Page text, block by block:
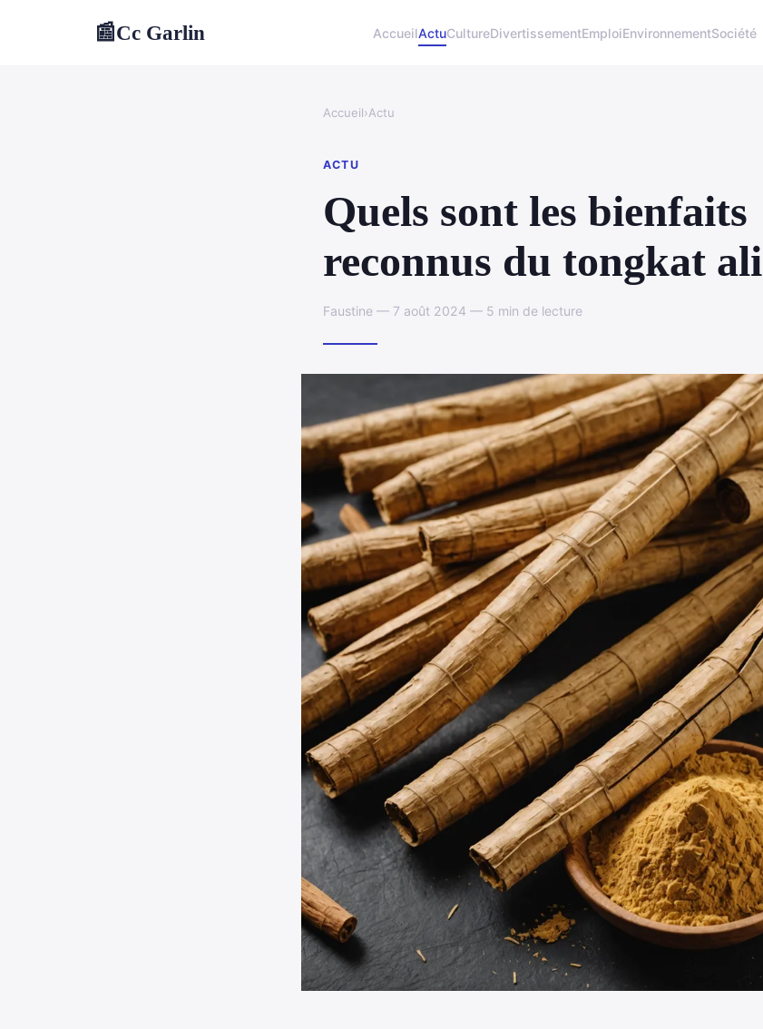
📰Cc Garlin AccueilActuCultureDivertissementEmploiEnvironnementSociété
Accueil›Actu
ACTU
Quels sont les bienfaits
reconnus du tongkat ali
Faustine — 7 août 2024 — 5 min de lecture